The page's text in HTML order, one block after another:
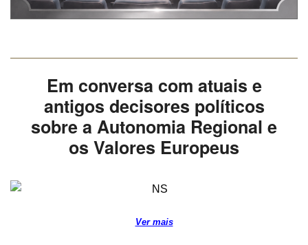
Em conversa com atuais e
antigos decisores políticos
sobre a Autonomia Regional e
os Valores Europeus
Ver mais